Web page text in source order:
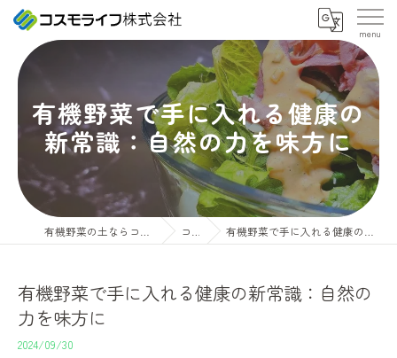
有機野菜で手に入れる健康の
新常識：自然の力を味方に
コラム 有機野菜で手に入れる健康の新常識：自然の力を味方に
有機野菜で手に入れる健康の新常識：自然の
力を味方に
2024/09/30